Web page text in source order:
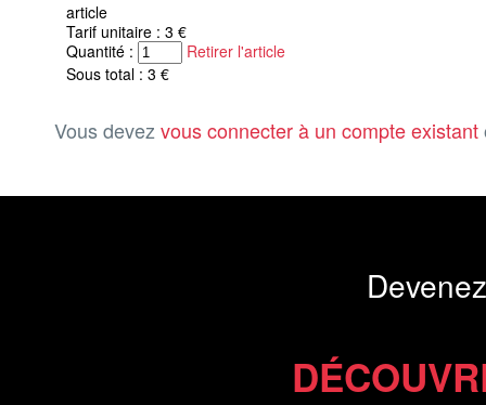
article
Tarif unitaire : 3 €
Quantité :
Retirer l'article
Sous total : 3 €
Vous devez vous connecter à un compte existant